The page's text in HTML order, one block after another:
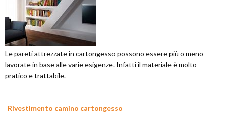
Le pareti attrezzate in cartongesso possono essere più o meno
lavorate in base alle varie esigenze. Infatti il materiale è molto
pratico e trattabile.
Rivestimento camino cartongesso